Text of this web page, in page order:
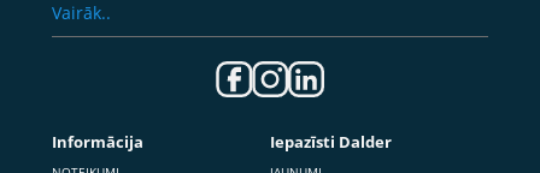
Vairāk..
Informācija Iepazīsti Dalder